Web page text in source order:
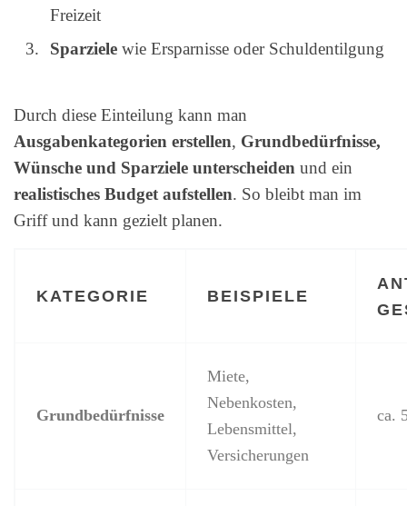
Freizeit
Sparziele wie Ersparnisse oder Schuldentilgung
Durch diese Einteilung kann man
Ausgabenkategorien erstellen, Grundbedürfnisse,
Wünsche und Sparziele unterscheiden und ein
realistisches Budget aufstellen. So bleibt man im
Griff und kann gezielt planen.
KATEGORIE BEISPIELE
Grundbedürfnisse
Miete,
Nebenkosten,
Lebensmittel,
Versicherungen
ca.